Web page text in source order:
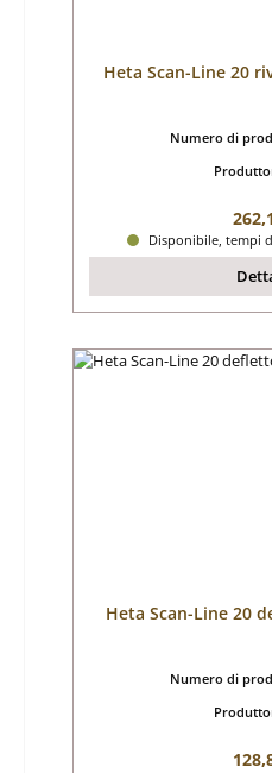
Heta Scan-Line 20
Numero di
Disponibile, tempi
Heta Scan-Line 20
Numero di